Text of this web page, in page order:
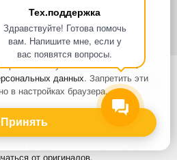
Тех.поддержка
Здравствуйте! Готова помочь
вам. Напишите мне, если у
вас появятся вопросы.
характер и не является
положениями статьи 437
Информация о характеристиках и
на сайте, условия доставки может
порядке. Информация по ценам,
к моменту оформления заказа.
от оригиналов.
наш сайт, высоглашаетесь с
файлов и пользовательских
необходимых для
работы сайта и сервиса
принимаете условияПолитики в
данных. Запретить эти
в настройках браузера.
Принять